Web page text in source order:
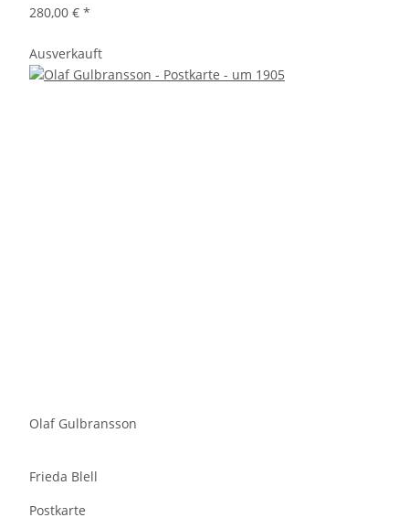
280,00 € *
Ausverkauft
Olaf Gulbransson
Frieda Blell
Postkarte